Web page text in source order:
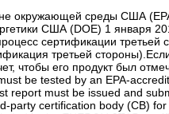
окружающей среды США
США (DOE) 1 января
сертификации третьей
третьей
чтобы его продукт был
be tested by an EPA-
report must be issued and
party certification body (CB)